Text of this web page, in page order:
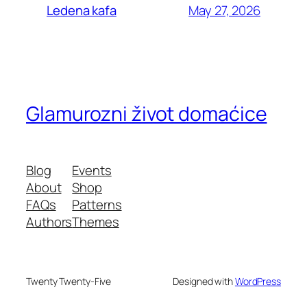
Ledena kafa May 27, 2026
Glamurozni život domaćice
Blog
About
FAQs
Authors
Events
Shop
Patterns
Themes
Twenty Twenty-Five Designed withWordPress